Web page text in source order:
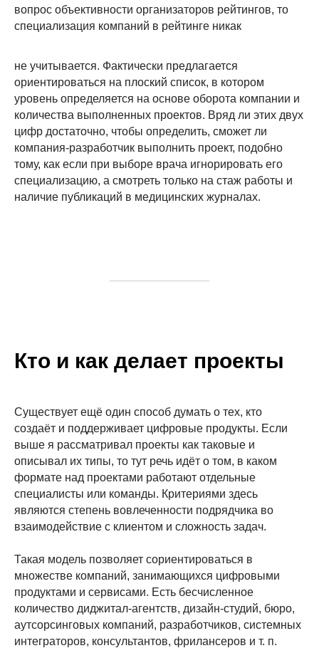
вопрос объективности организаторов рейтингов, то
специализация компаний в рейтинге никак
не учитывается. Фактически предлагается
ориентироваться на плоский список, в котором
уровень определяется на основе оборота компании и
количества выполненных проектов. Вряд ли этих двух
цифр достаточно, чтобы определить, сможет ли
компания-разработчик выполнить проект, подобно
тому, как если при выборе врача игнорировать его
специализацию, а смотреть только на стаж работы и
наличие публикаций в медицинских журналах.
Кто и как делает проекты
Существует ещё один способ думать о тех, кто
создаёт и поддерживает цифровые продукты. Если
выше я рассматривал проекты как таковые и
описывал их типы, то тут речь идёт о том, в каком
формате над проектами работают отдельные
специалисты или команды. Критериями здесь
являются степень вовлеченности подрядчика во
взаимодействие с клиентом и сложность задач.
Такая модель позволяет сориентироваться в
множестве компаний, занимающихся цифровыми
продуктами и сервисами. Есть бесчисленное
количество диджитал-агентств, дизайн-студий, бюро,
аутсорсинговых компаний, разработчиков, системных
интеграторов, консультантов, фрилансеров и т. п.